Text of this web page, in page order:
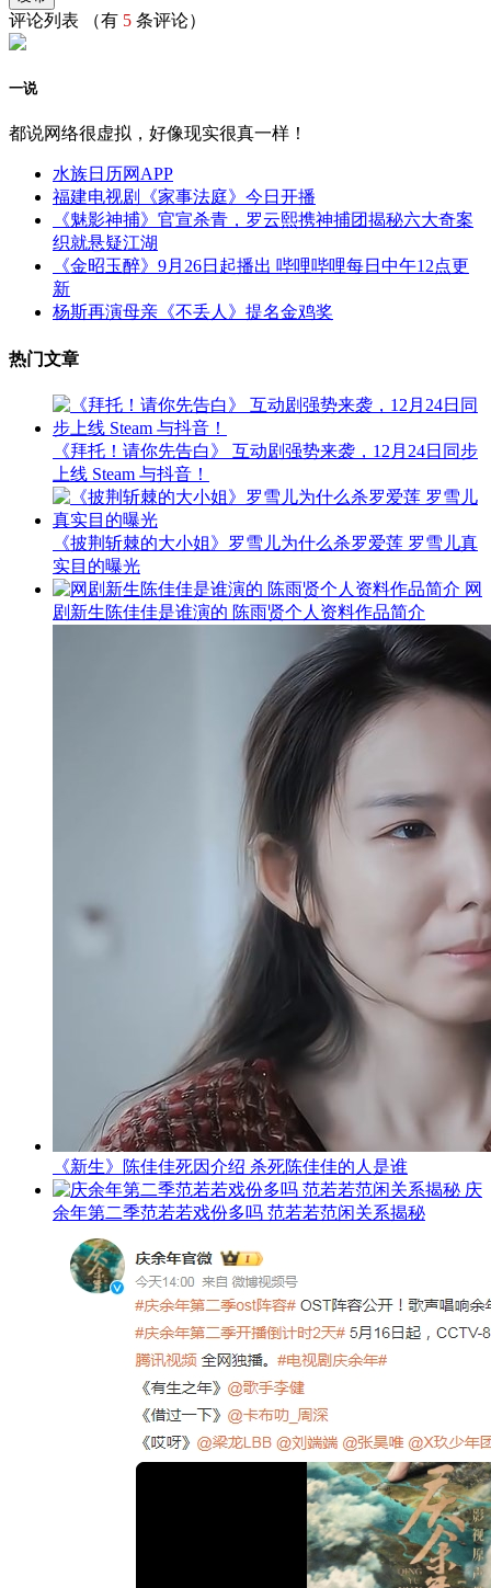
评论列表 （有 5 条评论）
一说
都说网络很虚拟，好像现实很真一样！
水族日历网APP
福建电视剧《家事法庭》今日开播
《魅影神捕》官宣杀青，罗云熙携神捕团揭秘六大奇案
织就悬疑江湖
《金昭玉醉》9月26日起播出 哔哩哔哩每日中午12点更
新
杨斯再演母亲《不丢人》提名金鸡奖
热门文章
《拜托！请你先告白》 互动剧强势来袭，12月24日同步
上线 Steam 与抖音！
《披荆斩棘的大小姐》罗雪儿为什么杀罗爱莲 罗雪儿真
实目的曝光
网
剧新生陈佳佳是谁演的 陈雨贤个人资料作品简介
《新生》陈佳佳死因介绍 杀死陈佳佳的人是谁
庆
余年第二季范若若戏份多吗 范若若范闲关系揭秘